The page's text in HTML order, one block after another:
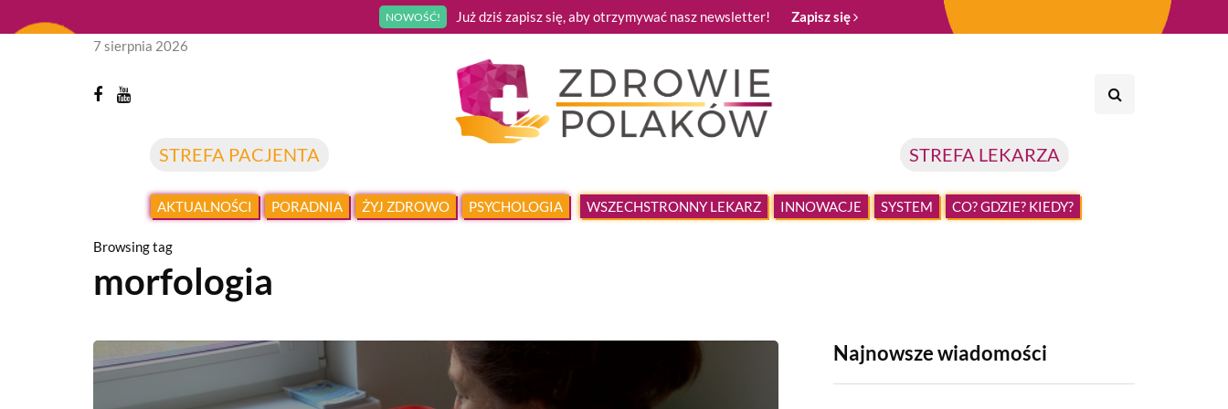
NOWOŚĆ! Już dziś zapisz się, aby otrzymywać nasz newsletter! Zapisz się
STREFA PACJENTA STREFA LEKARZA
7 sierpnia 2026
AKTUALNOŚCI PORADNIA ŻYJ ZDROWO PSYCHOLOGIA WSZECHSTRONNY LEKARZ INNOWACJE SYSTEM CO? GDZIE? KIEDY?
Browsing tag
morfologia
Najnowsze wiadomości